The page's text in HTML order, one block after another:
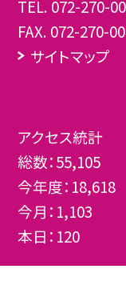
TEL. 072-270-
FAX. 072-270-
サイトマップ
アクセス統計
総数：55,105
今年度： 18,618
今月： 1,103
本日： 120